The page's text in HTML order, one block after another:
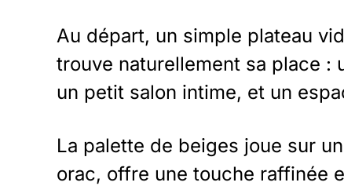
Au départ, un simple plateau
trouve naturellement sa place :
un petit salon intime, et un
La palette de beiges joue sur
orac, offre une touche raffinée